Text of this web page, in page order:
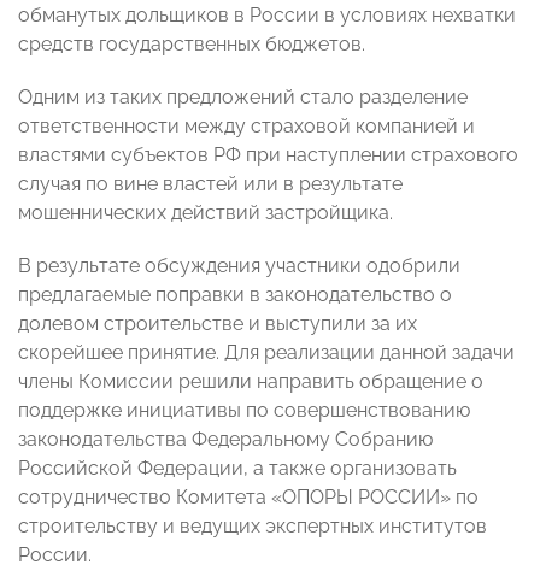
обманутых дольщиков в России в условиях нехватки
средств государственных бюджетов.
Одним из таких предложений стало разделение
ответственности между страховой компанией и
властями субъектов РФ при наступлении страхового
случая по вине властей или в результате
мошеннических действий застройщика.
В результате обсуждения участники одобрили
предлагаемые поправки в законодательство о
долевом строительстве и выступили за их
скорейшее принятие. Для реализации данной задачи
члены Комиссии решили направить обращение о
поддержке инициативы по совершенствованию
законодательства Федеральному Собранию
Российской Федерации, а также организовать
сотрудничество Комитета «ОПОРЫ РОССИИ» по
строительству и ведущих экспертных институтов
России.